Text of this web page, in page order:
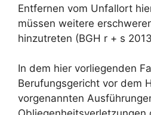
Entfernen vom Unfallort
müssen weitere
hinzutreten (BGH r + s
In dem hier vorliegenden
Berufungsgericht vor dem
vorgenannten